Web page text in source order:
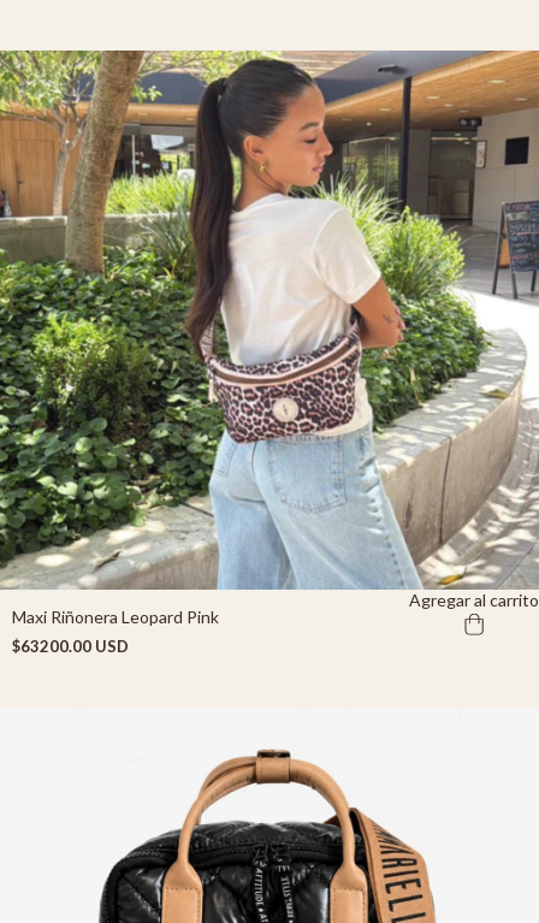
Maxi Riñonera Leopard Pink
$63200.00 USD
Agregar al carrito